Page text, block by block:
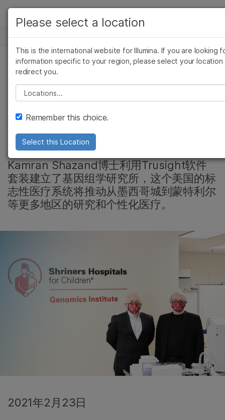
Skip to content
解决方案
学习
公司
支持
推荐内容链接
新闻中心
复杂疾病, 社区, 复杂疾病基因组学, 遗传&罕见疾病
Shriners医院启动大
型测序项目
基因组学杰出人物Marc Lalande博士和
Kamran Shazand博士利用Trusight软件
套装建立了基因组学研究所，这个美国的标
志性医疗系统将推动从墨西哥城到蒙特利尔
等更多地区的研究和个性化医疗。
2021年2月23日
查看更多相关内容。选择您感兴趣的领域:
癌症研究
微生物学
农业基因组学
复杂疾病
临床肿瘤学
遗传病和罕见病
Please select a location
This is the international website for Illumina. If you are looking
information specific to your region, please select your location
redirect you.
Please select a location
Remember this choice.
Select this Location